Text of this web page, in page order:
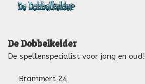
De Dobbelkelder
De spellenspecialist voor jong en oud!
Brammert 24